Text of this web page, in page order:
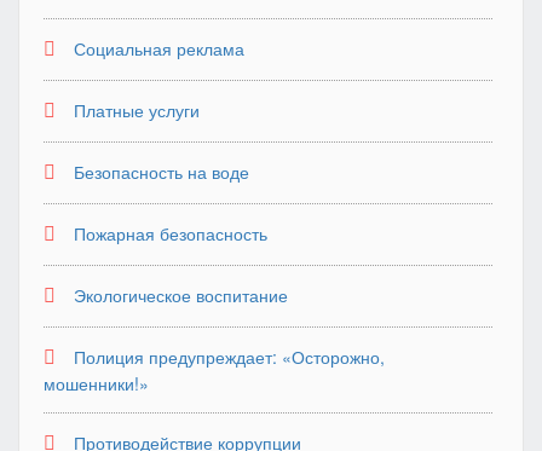
Социальная реклама
Платные услуги
Безопасность на воде
Пожарная безопасность
Экологическое воспитание
Полиция предупреждает: «Осторожно,
мошенники!»
Противодействие коррупции